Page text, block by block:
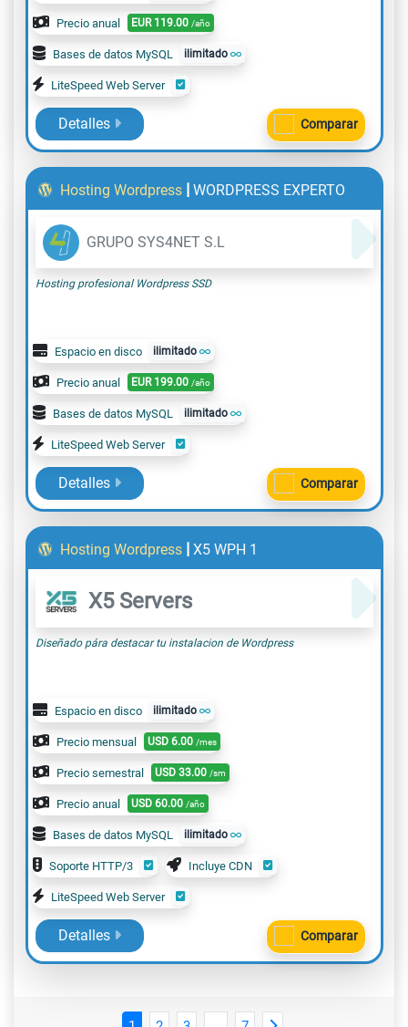
Precio anual EUR 119.00 /año
Bases de datos MySQL ilimitado
LiteSpeed Web Server
Detalles Comparar
Hosting Wordpress | WORDPRESS EXPERTO
GRUPO SYS4NET S.L
Hosting profesional Wordpress SSD
Espacio en disco ilimitado
Precio anual EUR 199.00 /año
Bases de datos MySQL ilimitado
LiteSpeed Web Server
Detalles Comparar
Hosting Wordpress | X5 WPH 1
X5 Servers
Diseñado pára destacar tu instalacion de Wordpress
Espacio en disco ilimitado
Precio mensual USD 6.00 /mes
Precio semestral USD 33.00 /sm
Precio anual USD 60.00 /año
Bases de datos MySQL ilimitado
Soporte HTTP/3 Incluye CDN
LiteSpeed Web Server
Detalles Comparar